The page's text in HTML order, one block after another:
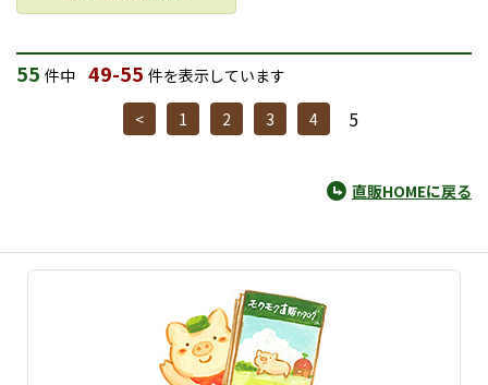
55 件中 49-55 件を表示しています
<
1 2 3 4 5
直販HOMEに戻る